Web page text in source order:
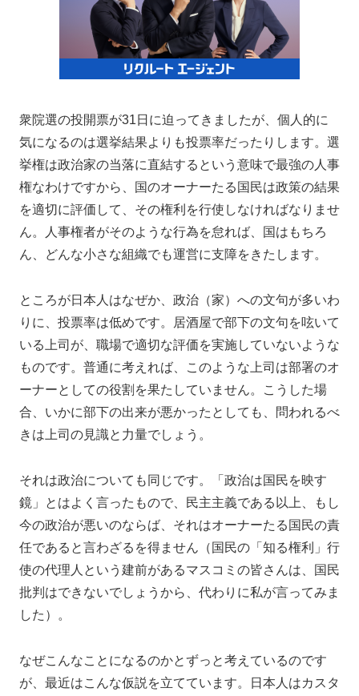
衆院選の投開票が31日に迫ってきましたが、個人的に
気になるのは選挙結果よりも投票率だったりします。選
挙権は政治家の当落に直結するという意味で最強の人事
権なわけですから、国のオーナーたる国民は政策の結果
を適切に評価して、その権利を行使しなければなりませ
ん。人事権者がそのような行為を怠れば、国はもちろ
ん、どんな小さな組織でも運営に支障をきたします。
ところが日本人はなぜか、政治（家）への文句が多いわ
りに、投票率は低めです。居酒屋で部下の文句を呟いて
いる上司が、職場で適切な評価を実施していないような
ものです。普通に考えれば、このような上司は部署のオ
ーナーとしての役割を果たしていません。こうした場
合、いかに部下の出来が悪かったとしても、問われるべ
きは上司の見識と力量でしょう。
それは政治についても同じです。「政治は国民を映す
鏡」とはよく言ったもので、民主主義である以上、もし
今の政治が悪いのならば、それはオーナーたる国民の責
任であると言わざるを得ません（国民の「知る権利」行
使の代理人という建前があるマスコミの皆さんは、国民
批判はできないでしょうから、代わりに私が言ってみま
した）。
なぜこんなことになるのかとずっと考えているのです
が、最近はこんな仮説を立てています。日本人はカスタ